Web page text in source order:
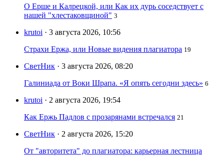
О Ерше и Калрецкой, или Как их дурь соседствует с
нашей "хлестаковщиной" 3
krutoi · 3 августа 2026, 10:56
Страхи Ержа, или Новые видения плагиатора 19
СветНик · 3 августа 2026, 08:20
Галиниада от Воки Шрапа. «Я опять сегодни здесь» 6
krutoi · 2 августа 2026, 19:54
Как Ержь Падлов с прозарянами встречался 21
СветНик · 2 августа 2026, 15:20
От "авторитета" до плагиатора: карьерная лестница